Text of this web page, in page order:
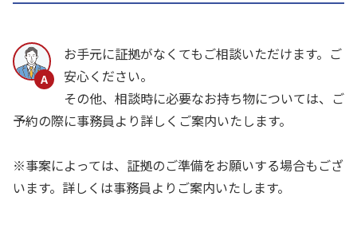
お手元に証拠がなくてもご相談いただけます。ご
安心ください。
その他、相談時に必要なお持ち物については、ご
予約の際に事務員より詳しくご案内いたします。
※事案によっては、証拠のご準備をお願いする場合もござ
います。詳しくは事務員よりご案内いたします。